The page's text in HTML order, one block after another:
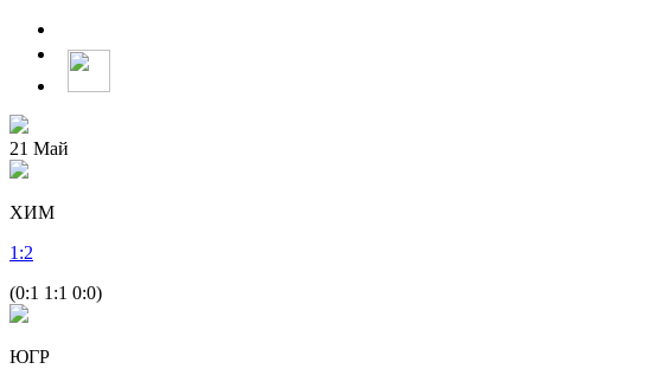
21 Май
ХИМ
1 :2
(0:1 1:1 0:0)
ЮГР